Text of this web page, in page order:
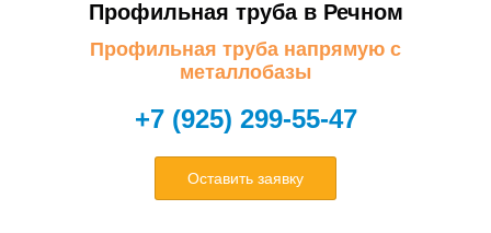
Профильная труба в Речном
Профильная труба напрямую с
металлобазы
+7 (925) 299-55-47
Оставить заявку